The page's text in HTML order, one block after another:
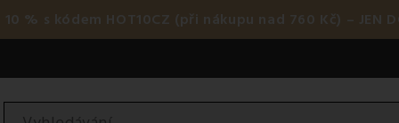
10 % s kódem HOT10CZ (při nákupu nad 760 Kč) – JEN